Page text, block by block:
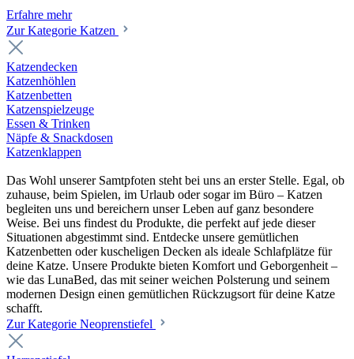
Erfahre mehr
Zur Kategorie Katzen
Katzendecken
Katzenhöhlen
Katzenbetten
Katzenspielzeuge
Essen & Trinken
Näpfe & Snackdosen
Katzenklappen
Das Wohl unserer Samtpfoten steht bei uns an erster Stelle. Egal, ob
zuhause, beim Spielen, im Urlaub oder sogar im Büro – Katzen
begleiten uns und bereichern unser Leben auf ganz besondere
Weise. Bei uns findest du Produkte, die perfekt auf jede dieser
Situationen abgestimmt sind. Entdecke unsere gemütlichen
Katzenbetten oder kuscheligen Decken als ideale Schlafplätze für
deine Katze. Unsere Produkte bieten Komfort und Geborgenheit –
wie das LunaBed, das mit seiner weichen Polsterung und seinem
modernen Design einen gemütlichen Rückzugsort für deine Katze
schafft.
Zur Kategorie Neoprenstiefel